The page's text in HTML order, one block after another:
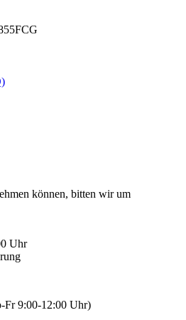
können, bitten wir um
Uhr
Fr 9:00-12:00 Uhr)